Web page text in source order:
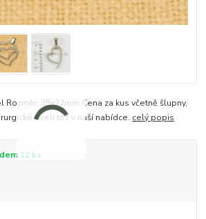
Rozměr: 35x22mm Cena za kus včetně šlupny,
oceli též v naší nabídce. celý popis
12 ks